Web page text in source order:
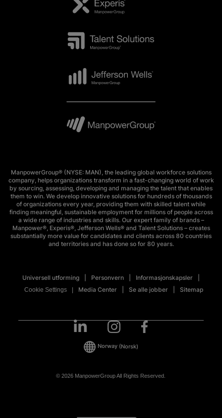
ManpowerGroup® (NYSE: MAN), the leading global workforce solutions
company, helps organizations transform in a fast-changing world of work
by sourcing, assessing, developing and managing the talent that enables
them to win. We develop innovative solutions for hundreds of thousands
of organizations every year, providing them with skilled talent while
finding meaningful, sustainable employment for millions of people across
a wide range of industries and skills. Our expert family of brands –
Manpower®, Experis®, Jefferson Wells® and Talent Solutions – creates
substantially more value for candidates and clients across 80 countries
and territories and has done so for 80 years.
Universell utforming Personvern Informasjonskapsler
Cookie Settings Media Center Se alle jobber Sitemap
© 2026 ManpowerGroup All Rights Reserved.
Norway (Norsk)